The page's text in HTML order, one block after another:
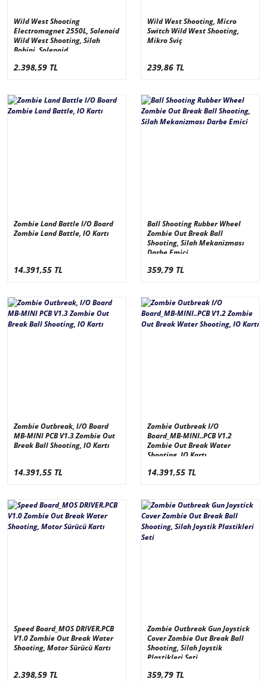
Wild West Shooting
Electromagnet 2550L, Solenoid
Wild West Shooting, Silah
Bobini, Solenoid
2.398,59 TL
Wild West Shooting, Micro
Switch Wild West Shooting,
Mikro Sviç
239,86 TL
Zombie Land Battle I/O Board
Zombie Land Battle, IO Kartı
14.391,55 TL
Ball Shooting Rubber Wheel
Zombie Out Break Ball
Shooting, Silah Mekanizması
Darbe Emici
359,79 TL
Zombie Outbreak, I/O Board
MB-MINI PCB V1.3 Zombie Out
Break Ball Shooting, IO Kartı
14.391,55 TL
Zombie Outbreak I/O
Board_MB-MINI..PCB V1.2
Zombie Out Break Water
Shooting, IO Kartı
14.391,55 TL
Speed Board_MOS DRIVER.PCB
V1.0 Zombie Out Break Water
Shooting, Motor Sürücü Kartı
2.398,59 TL
Zombie Outbreak Gun Joystick
Cover Zombie Out Break Ball
Shooting, Silah Joystik
Plastikleri Seti
359,79 TL